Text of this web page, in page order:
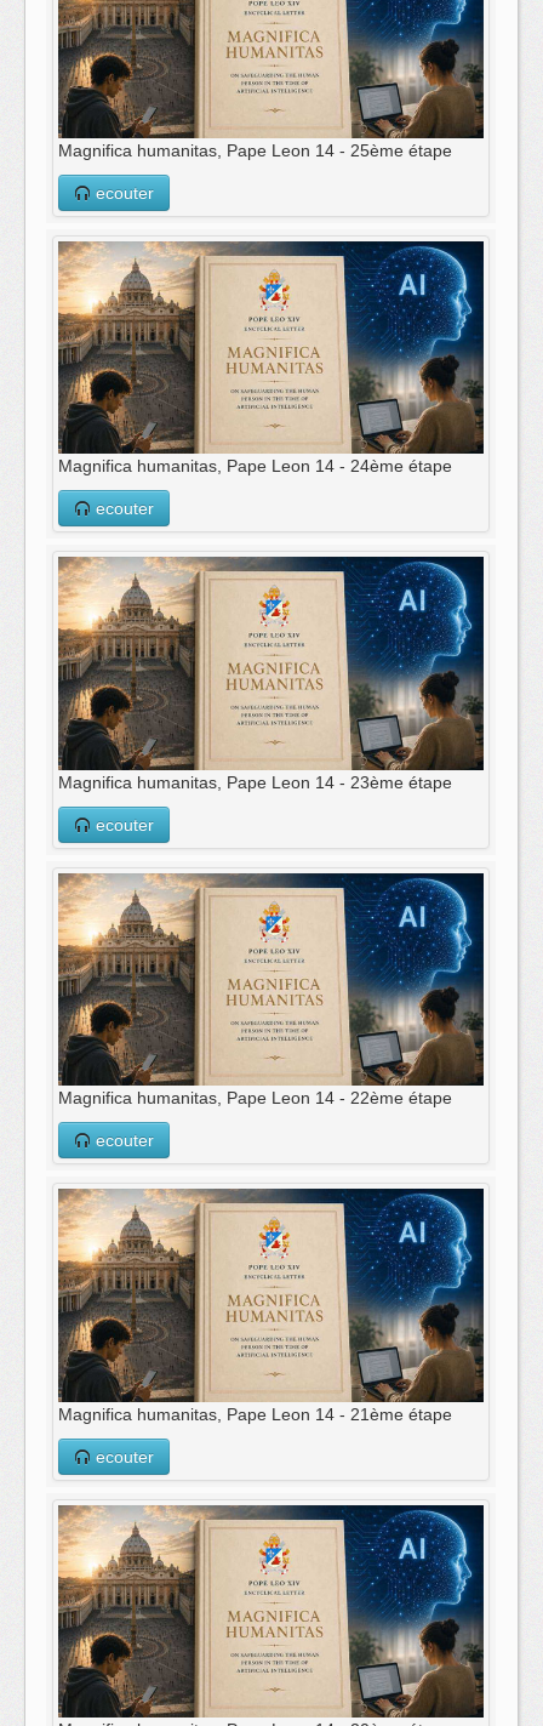
Magnifica humanitas, Pape Leon 14 - 25ème étape
ecouter
Magnifica humanitas, Pape Leon 14 - 24ème étape
ecouter
Magnifica humanitas, Pape Leon 14 - 23ème étape
ecouter
Magnifica humanitas, Pape Leon 14 - 22ème étape
ecouter
Magnifica humanitas, Pape Leon 14 - 21ème étape
ecouter